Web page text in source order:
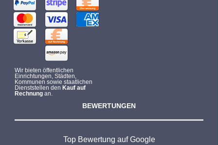
Wir bieten öffentlichen
Einrichtungen, Städten,
Kommunen sowie staatlichen
Dienststellen den Kauf auf
Rechnungan.
BEWERTUNGEN
Top Bewertung auf Google